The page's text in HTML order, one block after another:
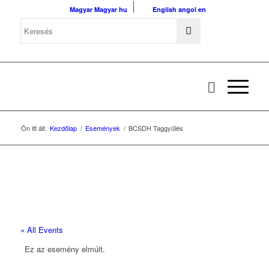
Magyar Magyar hu English angol en
Ön itt áll: Kezdőlap / Események / BCSDH Taggyűlés
« All Events
Ez az esemény elmúlt.